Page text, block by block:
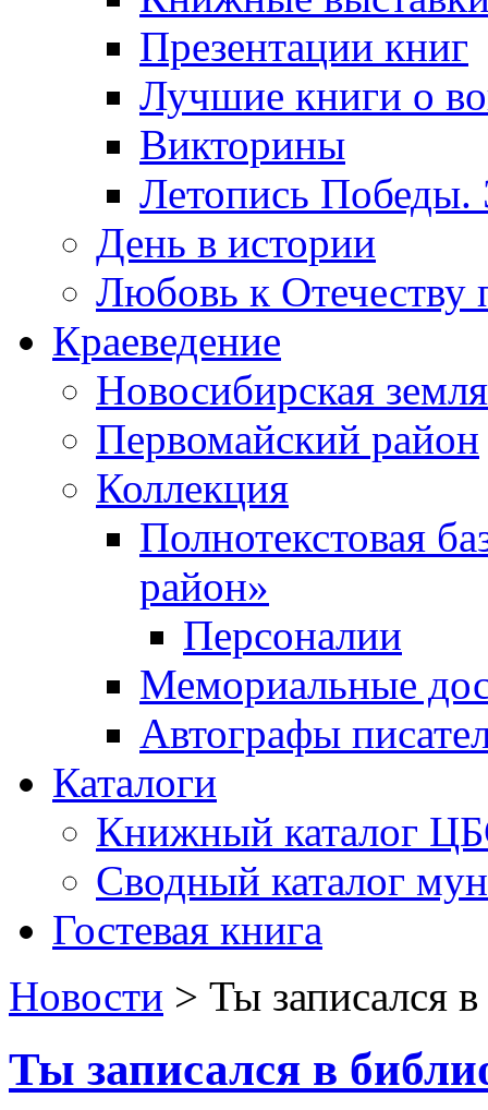
Презентации книг
Лучшие книги о
Викторины
Летопись Победы.
День в истории
Любовь к Отечеству
Краеведение
Новосибирская земля
Первомайский район
Коллекция
Полнотекстовая
район»
Персоналии
Мемориальные
Автографы
Каталоги
Книжный каталог
Сводный каталог
Гостевая книга
Новости > Ты записался
Ты записался в